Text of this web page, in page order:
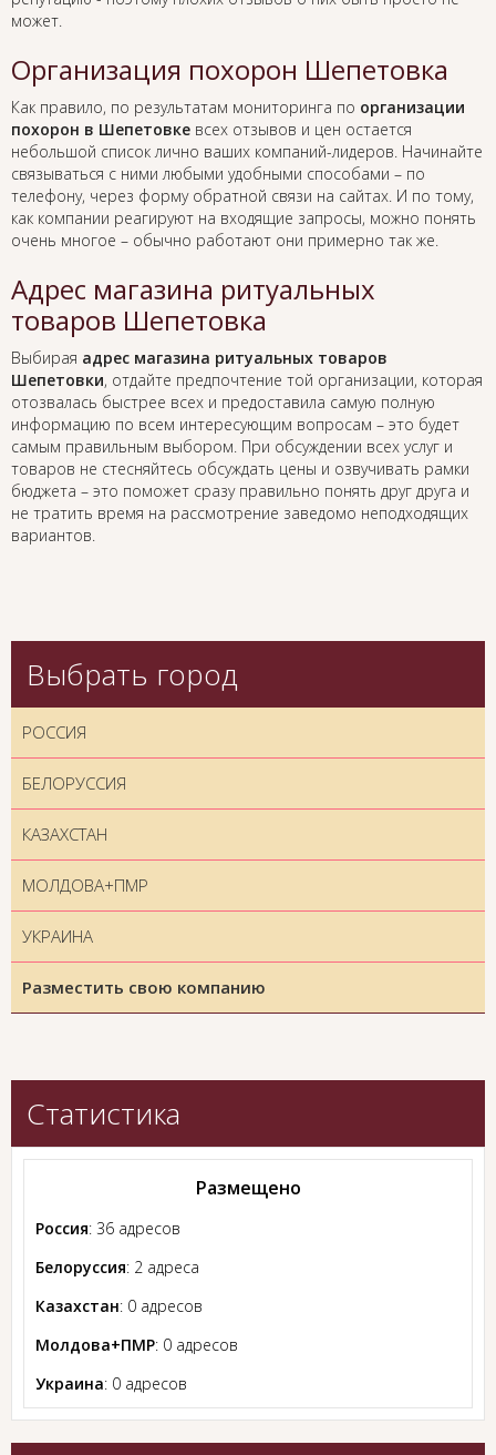
может.
Организация похорон Шепетовка
Как правило, по результатам мониторинга по организации
похорон в Шепетовке всех отзывов и цен остается
небольшой список лично ваших компаний-лидеров. Начинайте
связываться с ними любыми удобными способами – по
телефону, через форму обратной связи на сайтах. И по тому,
как компании реагируют на входящие запросы, можно понять
очень многое – обычно работают они примерно так же.
Адрес магазина ритуальных
товаров Шепетовка
Выбирая адрес магазина ритуальных товаров
Шепетовки, отдайте предпочтение той организации, которая
отозвалась быстрее всех и предоставила самую полную
информацию по всем интересующим вопросам – это будет
самым правильным выбором. При обсуждении всех услуг и
товаров не стесняйтесь обсуждать цены и озвучивать рамки
бюджета – это поможет сразу правильно понять друг друга и
не тратить время на рассмотрение заведомо неподходящих
вариантов.
Выбрать город
РОССИЯ
БЕЛОРУССИЯ
КАЗАХСТАН
МОЛДОВА+ПМР
УКРАИНА
Разместить свою компанию
Статистика
Размещено
Россия: 36 адресов
Белоруссия: 2 адреса
Казахстан: 0 адресов
Молдова+ПМР: 0 адресов
Украина: 0 адресов